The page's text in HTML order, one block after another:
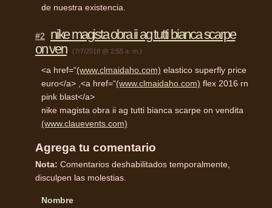
de nuestra existencia.
#2
nike magista obra ii ag tutti bianca scarpe
on ven
(7/7/2018 @ 2:55 a. m.)
<a href=“(www.clmaidaho.com) elastico superfly price
euro</a> ,<a href=“(www.clmaidaho.com) flex 2016 rn
pink blast</a>
nike magista obra ii ag tutti bianca scarpe on vendita
(www.clauevents.com)
Agrega tu comentario
Nota: Comentarios deshabilitados temporalmente,
disculpen las molestias.
Nombre